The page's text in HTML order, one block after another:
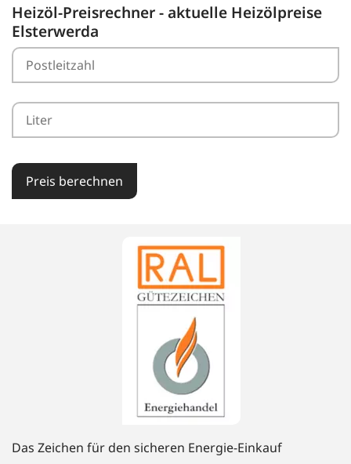
Heizöl-Preisrechner - aktuelle Heizölpreise
Elsterwerda
Preis berechnen
Das Zeichen für den sicheren Energie-Einkauf